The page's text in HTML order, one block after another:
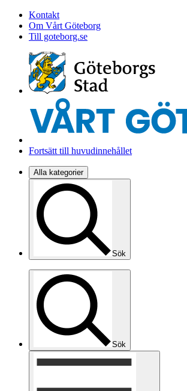
Kontakt
Om Vårt Göteborg
Till goteborg.se
Fortsätt till huvudinnehållet
Alla kategorier
Sök
Sök